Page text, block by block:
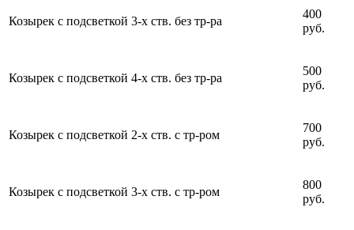
Козырек с подсветкой 3-х ств. без тр-ра
400
руб.
Козырек с подсветкой 4-х ств. без тр-ра
500
руб.
Козырек с подсветкой 2-х ств. с тр-ром
700
руб.
Козырек с подсветкой 3-х ств. с тр-ром
800
руб.